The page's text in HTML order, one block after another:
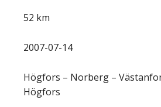
52 km
2007-07-14
Högfors – Norberg –
Högfors